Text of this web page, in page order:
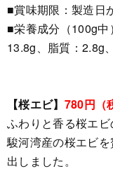
■賞味期限：製造日
■栄養成分（100g中
13.8g、脂質：2.8g
【桜エビ】 780円（
ふわりと香る桜エビ
駿河湾産の桜エビ
出しました。